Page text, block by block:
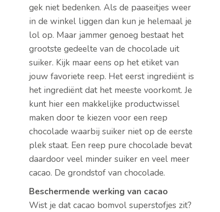
gek niet bedenken. Als de paaseitjes weer
in de winkel liggen dan kun je helemaal je
lol op. Maar jammer genoeg bestaat het
grootste gedeelte van de chocolade uit
suiker. Kijk maar eens op het etiket van
jouw favoriete reep. Het eerst ingrediënt is
het ingrediënt dat het meeste voorkomt. Je
kunt hier een makkelijke productwissel
maken door te kiezen voor een reep
chocolade waarbij suiker niet op de eerste
plek staat. Een reep pure chocolade bevat
daardoor veel minder suiker en veel meer
cacao. De grondstof van chocolade.
Beschermende werking van cacao
Wist je dat cacao bomvol superstofjes zit?